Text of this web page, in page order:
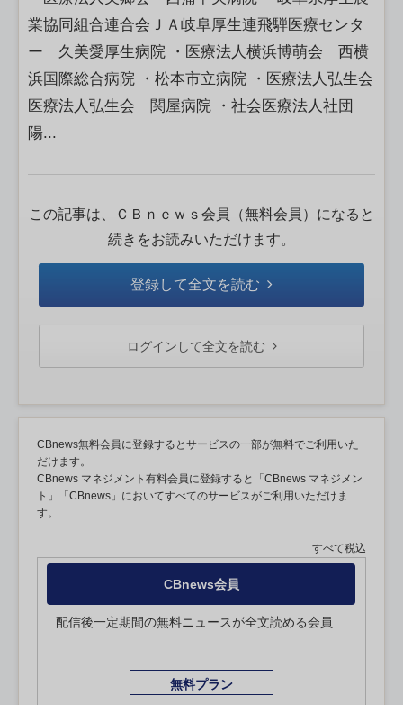
業協同組合連合会ＪＡ岐阜厚生連飛騨医療センタ
ー 久美愛厚生病院 ・医療法人横浜博萌会 西横
浜国際総合病院 ・松本市立病院 ・医療法人弘生会
医療法人弘生会 関屋病院 ・社会医療法人社団
陽...
この記事は、ＣＢｎｅｗｓ会員（無料会員）になると
続きをお読みいただけます。
登録して全文を読む
ログインして全文を読む
CBnews無料会員に登録するとサービスの一部が無料でご利用いた
だけます。
CBnews マネジメント有料会員に登録すると「CBnews マネジメン
ト」「CBnews」においてすべてのサービスがご利用いただけま
す。
すべて税込
CBnews会員
配信後一定期間の無料ニュースが全文読める会員
無料プラン